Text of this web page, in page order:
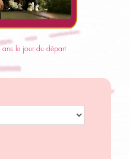
le jour du départ